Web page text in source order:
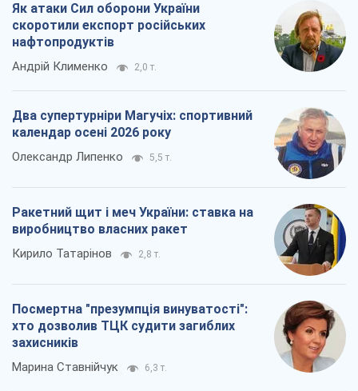
Як атаки Сил оборони України
скоротили експорт російських
нафтопродуктів
Андрій Клименко 2,0 т.
Два супертурніри Магучіх: спортивний
календар осені 2026 року
Олександр Липенко 5,5 т.
Ракетний щит і меч України: ставка на
виробництво власних ракет
Кирило Татарінов 2,8 т.
Посмертна "презумпція винуватості":
хто дозволив ТЦК судити загиблих
захисників
Марина Ставнійчук 6,3 т.